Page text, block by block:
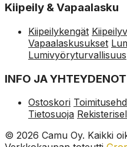
Kiipeily & Vapaalasku
Kiipeilykengät
Vapaalaskusukset
Lumivyöryturvallisuus
INFO JA
Ostoskori
Tietosuoja
© 2026 Camu Oy. Kaikki